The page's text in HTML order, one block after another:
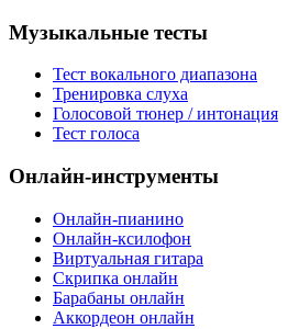
Музыкальные тесты
Тест вокального диапазона
Тренировка слуха
Голосовой тюнер / интонация
Тест голоса
Онлайн-инструменты
Онлайн-пианино
Онлайн-ксилофон
Виртуальная гитара
Скрипка онлайн
Барабаны онлайн
Аккордеон онлайн